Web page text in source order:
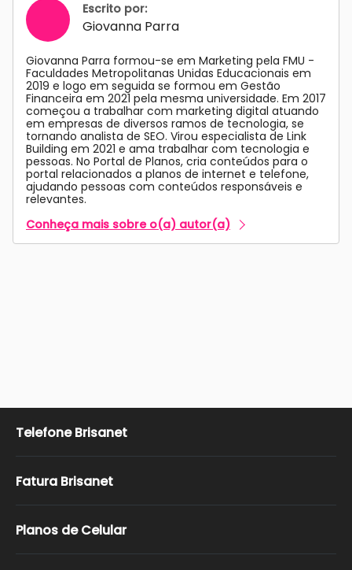
Escrito por:
Giovanna Parra
Giovanna Parra formou-se em Marketing pela FMU -
Faculdades Metropolitanas Unidas Educacionais em
2019 e logo em seguida se formou em Gestão
Financeira em 2021 pela mesma universidade. Em 2017
começou a trabalhar com marketing digital atuando
em empresas de diversos ramos de tecnologia, se
tornando analista de SEO. Virou especialista de Link
Building em 2021 e ama trabalhar com tecnologia e
pessoas. No Portal de Planos, cria conteúdos para o
portal relacionados a planos de internet e telefone,
ajudando pessoas com conteúdos responsáveis e
relevantes.
Conheça mais sobre o(a) autor(a)
Telefone Brisanet
Fatura Brisanet
Planos de Celular